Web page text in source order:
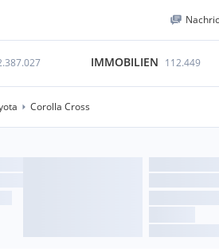
IMMOBILIEN 112.449
Corolla Cross